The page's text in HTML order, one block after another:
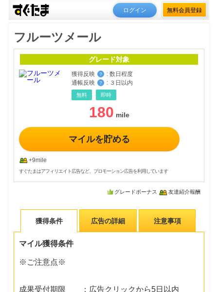
ログイン 無料会員登録
フルーツメール
グレード対象
獲得反映 ？ : 数日程度
通帳反映
？ : ３日以内
無料 即時
180
マイルを貯める
+9mile
すぐたまはアフィリエイト広告など、プロモーション広告を利用しています
グレードボーナス 友達紹介報酬
獲得条件 広告の詳細 注意事項
マイル獲得条件
※ご注意点※
成果受付期限 ：広告クリックから5日以内